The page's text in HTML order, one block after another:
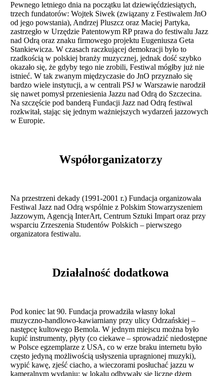
Pewnego letniego dnia na początku lat dziewięćdziesiątych,
trzech fundatorów: Wojtek Siwek (związany z Festiwalem JnO
od jego powstania), Andrzej Pluszcz oraz Maciej Partyka,
zastrzegło w Urzędzie Patentowym RP prawa do festiwalu Jazz
nad Odrą oraz znaku firmowego projektu Eugeniusza Geta
Stankiewicza. W czasach raczkującej demokracji było to
rzadkością w polskiej branży muzycznej, jednak dość szybko
okazało się, że gdyby tego nie zrobili, Festiwal mógłby już nie
istnieć. W tak zwanym międzyczasie do JnO przyznało się
bardzo wiele instytucji, a w centrali PSJ w Warszawie narodził
się nawet pomysł przeniesienia Jazzu nad Odrą do Szczecina.
Na szczęście pod banderą Fundacji Jazz nad Odrą festiwal
rozkwitał, stając się jednym ważniejszych wydarzeń jazzowych
w Europie.
Współorganizatorzy
Na przestrzeni dekady (1991-2001 r.) Fundacja organizowała
Festiwal Jazz nad Odrą wspólnie z Polskim Stowarzyszeniem
Jazzowym, Agencją InterArt, Centrum Sztuki Impart oraz przy
wsparciu Zrzeszenia Studentów Polskich – pierwszego
organizatora festiwalu.
Działalność dodatkowa
Pod koniec lat 90. Fundacja prowadziła własny lokal
muzyczno-handlowo-kawiarniany przy ulicy Odrzańskiej –
następcę kultowego Bemola. W jednym miejscu można było
kupić instrumenty, płyty (co ciekawe – sprowadzić niedostępne
w Polsce egzemplarze z USA, co w erze braku internetu było
często jedyną możliwością usłyszenia upragnionej muzyki),
wypić kawę, zjeść ciacho, a wieczorami posłuchać jazzu w
kameralnym wydaniu; w lokalu odbywały się liczne dżem